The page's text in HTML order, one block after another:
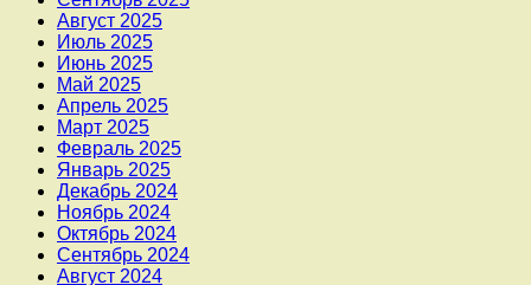
Август 2025
Июль 2025
Июнь 2025
Май 2025
Апрель 2025
Март 2025
Февраль 2025
Январь 2025
Декабрь 2024
Ноябрь 2024
Октябрь 2024
Сентябрь 2024
Август 2024